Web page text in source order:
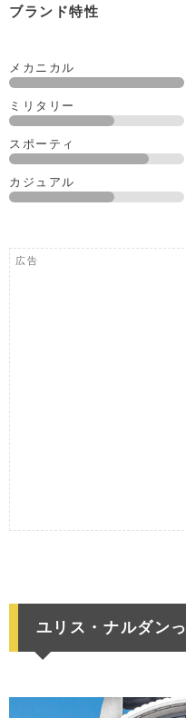
ブランド特性
メカニカル
ミリタリー
スポーティ
カジュアル
広告
ユリス・ナルダン